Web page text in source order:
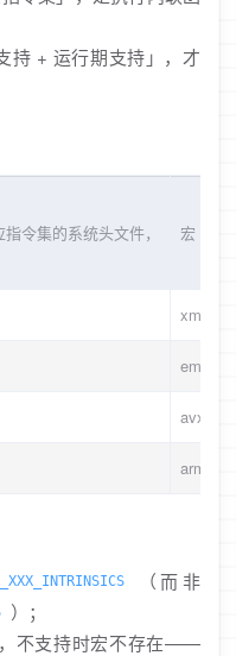
持 + 运行期支持」，才
令集的系统头文件，
宏
（而非
）；
不支持时宏不存在——